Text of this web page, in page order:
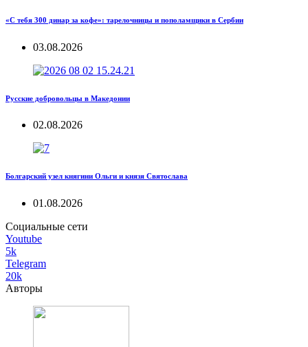
«С тебя 300 динар за кофе»: тарелочницы и пополамщики в Сербии
03.08.2026
Русские добровольцы в Македонии
02.08.2026
Болгарский узел княгини Ольги и князя Святослава
01.08.2026
Социальные сети
Youtube
5k
Telegram
20k
Авторы